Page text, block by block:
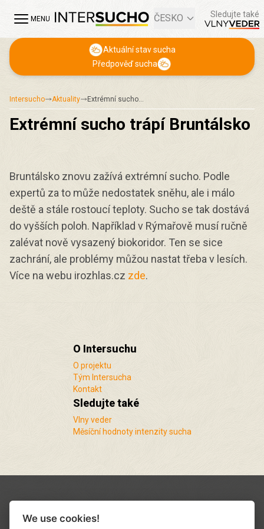
MENU ČESKO Sledujte také
Aktuální stav sucha
Předpověď sucha
Intersucho Aktuality Extrémní sucho…
Extrémní sucho trápí Bruntálsko
Bruntálsko znovu zažívá extrémní sucho. Podle
expertů za to může nedostatek sněhu, ale i málo
deště a stále rostoucí teploty. Sucho se tak dostává
do vyšších poloh. Například v Rýmařově musí ručně
zalévat nově vysazený biokoridor. Ten se sice
zachrání, ale problémy můžou nastat třeba v lesích.
Více na webu irozhlas.cz zde.
O Intersuchu
O projektu
Tým Intersucha
Kontakt
Sledujte také
Vlny veder
Měsíční hodnoty intenzity sucha
We use cookies!